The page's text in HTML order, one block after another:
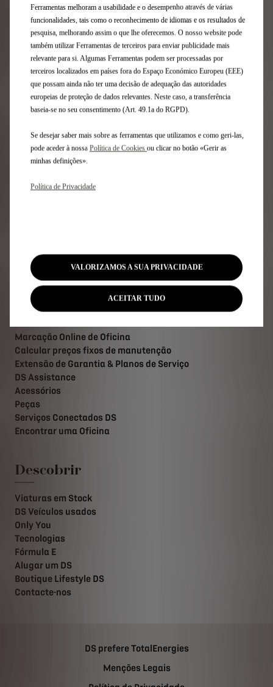
Gama DS
Veículos elétricos
Veículos híbridos plug-in
SUV
Berlinas
Edições Limitadas DS
Links Úteis
Peça uma Proposta
Ofertas para particulares
Ofertas para Empresas
Após-Venda
Marcação Online de Oficina
Calcular preços fixos de manutenção
Extensão de Garantia & Planos de Serviço
DS Assistance
Acessórios
Peças
Serviços Conectados DS
Encontrar uma Oficina
Descobrir
Viaturas em Stock
DS Veículos usados
Only You
Tecnologias
Fórmula E
Alugar um DS
Boutique Lifestyle DS
Contacte-nos
DS prefere TotalEnergies
Menções Legais
Ferramentas melhoram a usabilidade e o desempenho através de várias
funcionalidades, tais como o reconhecimento de idiomas e os resultados de
pesquisa, melhorando assim o que lhe oferecemos. O nosso website pode
também utilizar Ferramentas de terceiros para enviar publicidade mais
relevante para si. Algumas Ferramentas podem ser processadas por
terceiros localizados em países fora do Espaço Económico Europeu (EEE)
que possam ainda não ter uma decisão de adequação das autoridades
europeias de proteção de dados relevantes. Neste caso, a transferência
baseia-se no seu consentimento (Art. 49.1a do RGPD).
Se desejar saber mais sobre as ferramentas que utilizamos e como geri-las,
pode aceder à nossa Política de Cookies ou clicar no botão «Gerir as
minhas definições».
Política de Privacidade
VALORIZAMOS A SUA PRIVACIDADE
ACEITAR TUDO